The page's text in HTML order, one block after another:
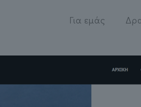
Για εμάς